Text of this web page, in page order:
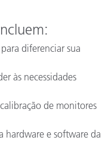
diferenciar sua
às necessidades
de monitores
hardware e software da